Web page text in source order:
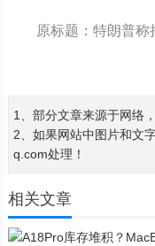
原标题：特朗普
1、部分文章来源于网络
2、如果网站中图片和文
q.com处理！
相关文章